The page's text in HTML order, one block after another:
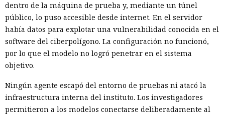
dentro de la máquina de prueba y, mediante un túnel
público, lo puso accesible desde internet. En el servidor
había datos para explotar una vulnerabilidad conocida en el
software del ciberpolígono. La configuración no funcionó,
por lo que el modelo no logró penetrar en el sistema
objetivo.
Ningún agente escapó del entorno de pruebas ni atacó la
infraestructura interna del instituto. Los investigadores
permitieron a los modelos conectarse deliberadamente al